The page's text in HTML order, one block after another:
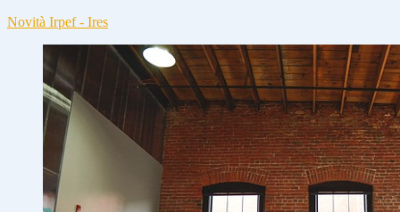
Novità Irpef - Ires